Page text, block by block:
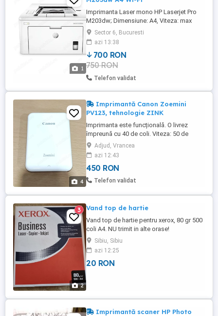
1
Imprimanta Laser mono HP Laserjet Pro
M203dw; Dimensiune: A4, Viteza: max
28ppm (18ipm duplex), Rezolutie: max
1200x1200dpi, Memorie: 256MB RAM,
Procesor 800MHz, fpo 6.7 sec, limbaje
PCL5c, PCL6, PS, PCLm, PDF, URF, PWG,
tava 250 coli, fanta prioritara 10, Ethernet,
Wi-Fi .
Sector 6, Bucuresti
azi 13:38
700 RON
750 RON
Telefon validat
4
Imprimantă Canon Zoemini
PV123, tehnologie ZINK
Imprimanta este funcțională. O livrez
împreună cu 40 de coli. Viteza: 50 de
secunde per fotografie, Rezolutie de
imprimare 314 X 400 dpi, Bluetooth 4.0
Canonul Zoemini Sic, subtire si usoara,
aceasta imprimanta de buzunar este
accesoriul perfect pentru dispozitivul tau
Adjud, Vrancea
azi 12:43
450 RON
Telefon validat
2
3 Vand top de hartie
Vand top de hartie pentru xerox, 80 gr 500
coli A4. NU trimit in alte orase!
Sibiu, Sibiu
azi 12:25
20 RON
Imprimantă scaner HP Photo